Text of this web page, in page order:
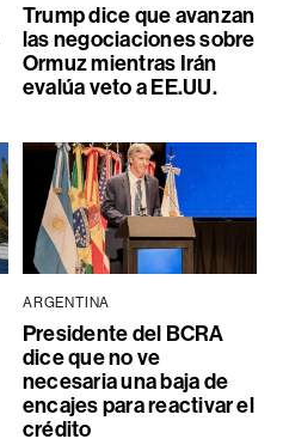
Trump dice que avanzan
las negociaciones sobre
Ormuz mientras Irán
evalúa veto a EE.UU.
ARGENTINA
Presidente del BCRA
dice que no ve
necesaria una baja de
encajes para reactivar el
crédito